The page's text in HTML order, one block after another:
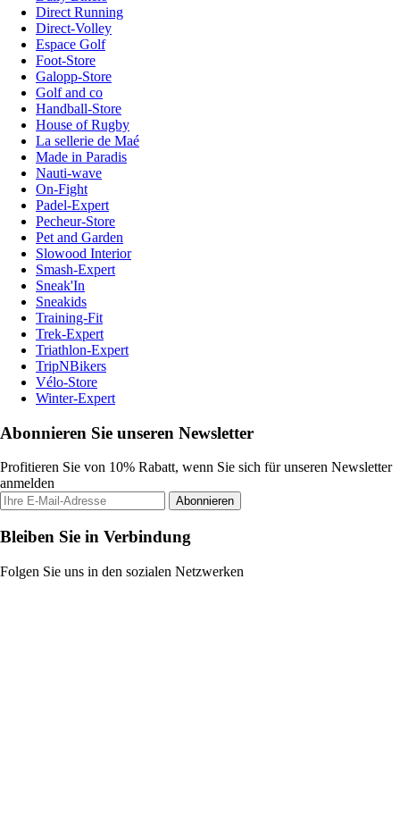
Direct Running
Direct-Volley
Espace Golf
Foot-Store
Galopp-Store
Golf and co
Handball-Store
House of Rugby
La sellerie de Maé
Made in Paradis
Nauti-wave
On-Fight
Padel-Expert
Pecheur-Store
Pet and Garden
Slowood Interior
Smash-Expert
Sneak'In
Sneakids
Training-Fit
Trek-Expert
Triathlon-Expert
TripNBikers
Vélo-Store
Winter-Expert
Abonnieren Sie unseren Newsletter
Profitieren Sie von 10% Rabatt, wenn Sie sich für unseren Newsletter
anmelden
Abonnieren
Bleiben Sie in Verbindung
Folgen Sie uns in den sozialen Netzwerken